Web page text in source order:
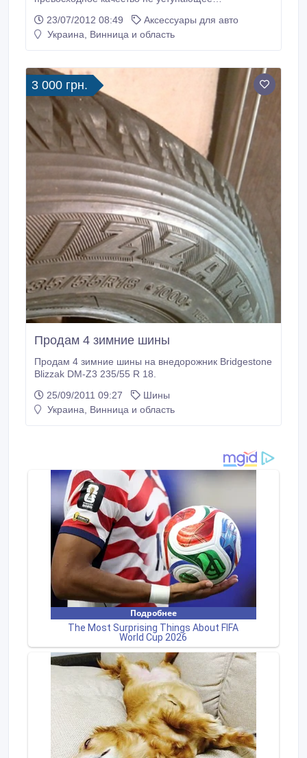
автомобилей за намного меньшую цену. Благодаря
маркетинговым исследованиям, продукция фирмы
автомобильном рынке запросам к моделям чехлов
и ковриков.
23/07/2012 08:49
Аксессуары для авто
Украина, Винница и область
3 000 грн.
Продам 4 зимние шины
Продам 4 зимние шины на внедорожник Bridgestone
Blizzak DM-Z3 235/55 R 18.
25/09/2011 09:27
Шины
Украина, Винница и область